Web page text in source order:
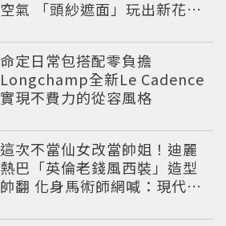
空氣 「頭紗遮面」玩出新花樣
命定日常包搭配零負擔
Longchamp全新Le Cadence
實現不費力的從容風格
這次不當仙女改當帥姐！迪麗
熱巴「英倫老錢風西裝」造型
帥翻 化身馬術師網喊：現代版